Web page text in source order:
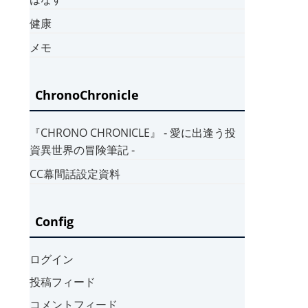
健康
メモ
ChronoChronicle
『CHRONO CHRONICLE』 ‐ 愛に出逢う投
資異世界の冒険筆記 ‐
CC幕間話設定資料
Config
ログイン
投稿フィード
コメントフィード